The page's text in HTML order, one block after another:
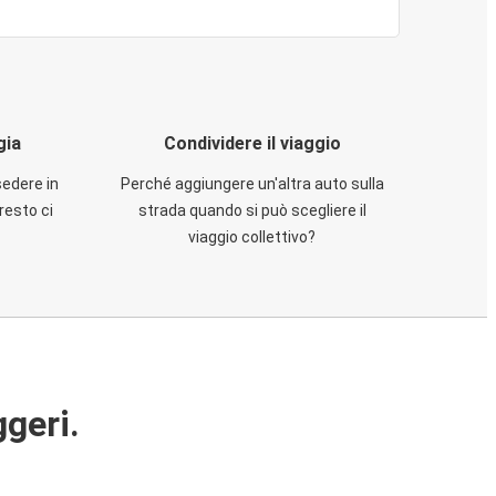
in
ci
Condividere il viaggio
Perché aggiungere un'altra auto sulla
strada quando si può scegliere il
viaggio collettivo?